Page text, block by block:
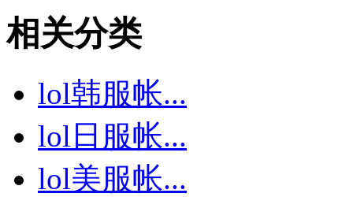
相关分类
lol韩服帐...
lol日服帐...
lol美服帐...